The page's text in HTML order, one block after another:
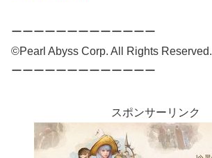
ーーーーーーーーーーーーー
©Pearl Abyss Corp. All Rights Reserved.
ーーーーーーーーーーーーー
スポンサーリンク